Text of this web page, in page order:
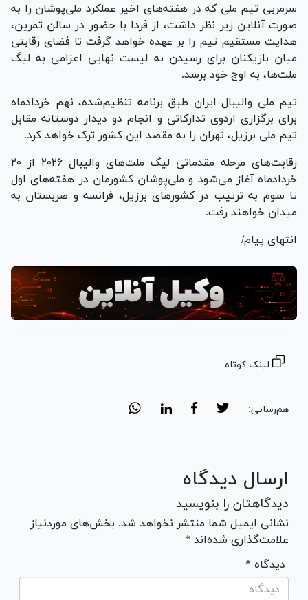
سرمربی تیم ملی که در هفته‌های اخیر عملکرد ملی‌پوشان را به
صورت آنلاین زیر نظر داشت، از فردا با حضور در سالن تمرین،
هدایت مستقیم تیم را بر عهده خواهد گرفت تا فضای رقابتی
میان بازیکنان برای رسیدن به لیست نهایی اعزامی به لیگ
ملت‌ها، به اوج خود برسد.
تیم ملی والیبال ایران طبق برنامه تنظیم‌شده، نهم خردادماه
برای برگزاری اردوی تدارکاتی و انجام دو دیدار دوستانه مقابل
تیم ملی برزیل، تهران را به مقصد این کشور ترک خواهد کرد.
رقابت‌های مرحله مقدماتی لیگ ملت‌های والیبال ۲۰۲۶ از ۲۰
خردادماه آغاز می‌شود و ملی‌پوشان کشورمان در هفته‌های اول
تا سوم به ترتیب در کشور‌های برزیل، فرانسه و صربستان به
میدان خواهند رفت.
انتهای پیام/
لینک کوتاه
هم‌رسانی:
ارسال دیدگاه
دیدگاهتان را بنویسید
نشانی ایمیل شما منتشر نخواهد شد. بخش‌های موردنیاز
علامت‌گذاری شده‌اند *
* دیدگاه